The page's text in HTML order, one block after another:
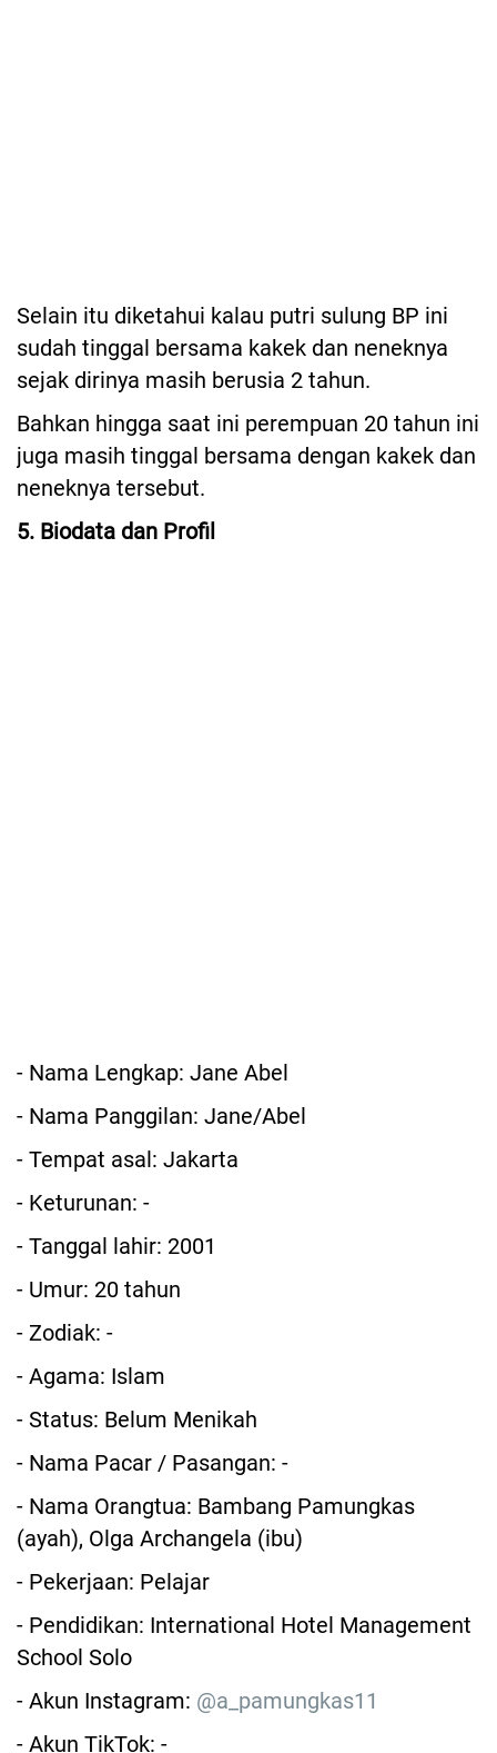
Selain itu diketahui kalau putri sulung BP ini
sudah tinggal bersama kakek dan neneknya
sejak dirinya masih berusia 2 tahun.
Bahkan hingga saat ini perempuan 20 tahun ini
juga masih tinggal bersama dengan kakek dan
neneknya tersebut.
5. Biodata dan Profil
- Nama Lengkap: Jane Abel
- Nama Panggilan: Jane/Abel
- Tempat asal: Jakarta
- Keturunan: -
- Tanggal lahir: 2001
- Umur: 20 tahun
- Zodiak: -
- Agama: Islam
- Status: Belum Menikah
- Nama Pacar / Pasangan: -
- Nama Orangtua: Bambang Pamungkas
(ayah), Olga Archangela (ibu)
- Pekerjaan: Pelajar
- Pendidikan: International Hotel Management
School Solo
- Akun Instagram: @a_pamungkas11
- Akun TikTok: -